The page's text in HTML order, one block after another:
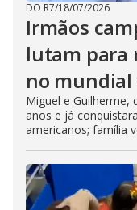
DO R7/18/07/2026
Irmãos
lutam para
no mundial
Miguel e Guilherme,
anos e já
americanos; família